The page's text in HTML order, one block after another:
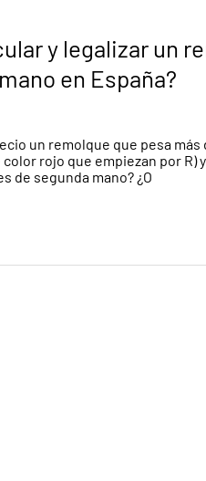
y legalizar un
en España?
un remolque que pesa más
rojo que empiezan por R)
de segunda mano? ¿O